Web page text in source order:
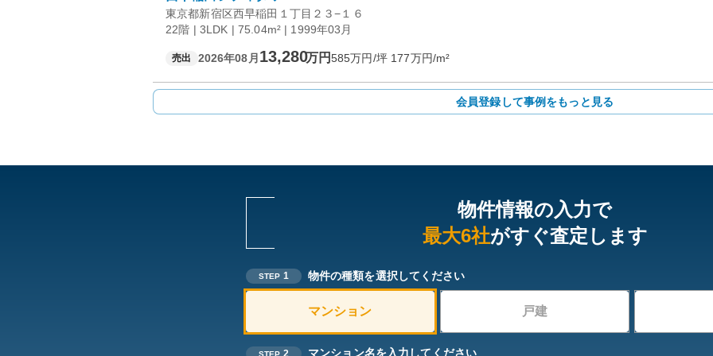
東京都新宿区西早稲田１丁目２３−１６
22階 | 3LDK | 75.04m² | 1999年03月
売出 2026年08月 13,280万円585万円/坪 177万円/m²
会員登録して事例をもっと見る
物件情報の入力で
最大6社がすぐ査定します
STEP 1 物件の種類を選択してください
マンション 戸建
STEP 2 マンション名を入力してください